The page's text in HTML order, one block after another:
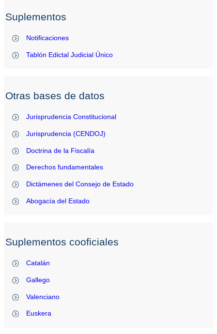
Suplementos
Notificaciones
Tablón Edictal Judicial Único
Otras bases de datos
Jurisprudencia Constitucional
Jurisprudencia (CENDOJ)
Doctrina de la Fiscalía
Derechos fundamentales
Dictámenes del Consejo de Estado
Abogacía del Estado
Suplementos cooficiales
Catalán
Gallego
Valenciano
Euskera